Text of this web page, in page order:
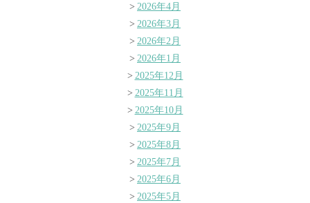
2026年4月
2026年3月
2026年2月
2026年1月
2025年12月
2025年11月
2025年10月
2025年9月
2025年8月
2025年7月
2025年6月
2025年5月